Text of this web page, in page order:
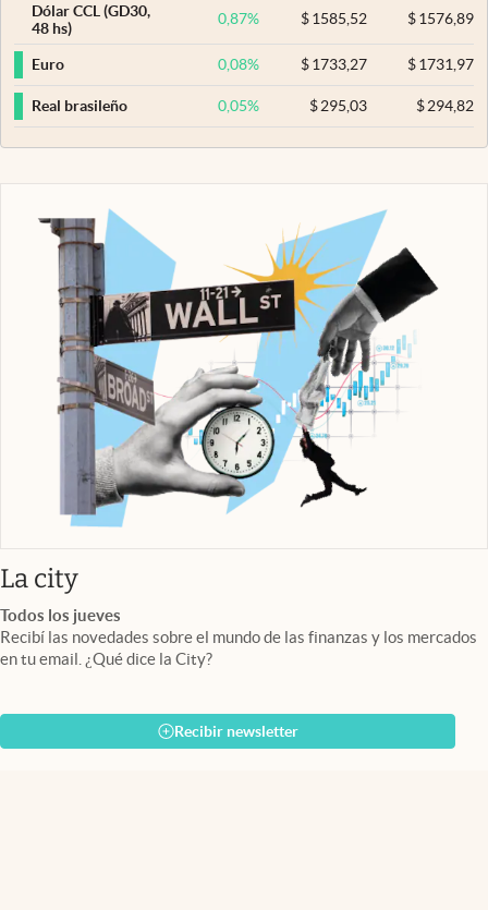
Dólar CCL (GD30,
48 hs)
0,87% $ 1585,52 $1576,89
Euro 0,08% $ 1733,27 $1731,97
Real brasileño 0,05% $ 295,03 $294,82
La cityabre en nueva pestaña
Todos los jueves
Recibí las novedades sobre el mundo de las finanzas y los mercados
en tu email. ¿Qué dice la City?
Recibir newsletter